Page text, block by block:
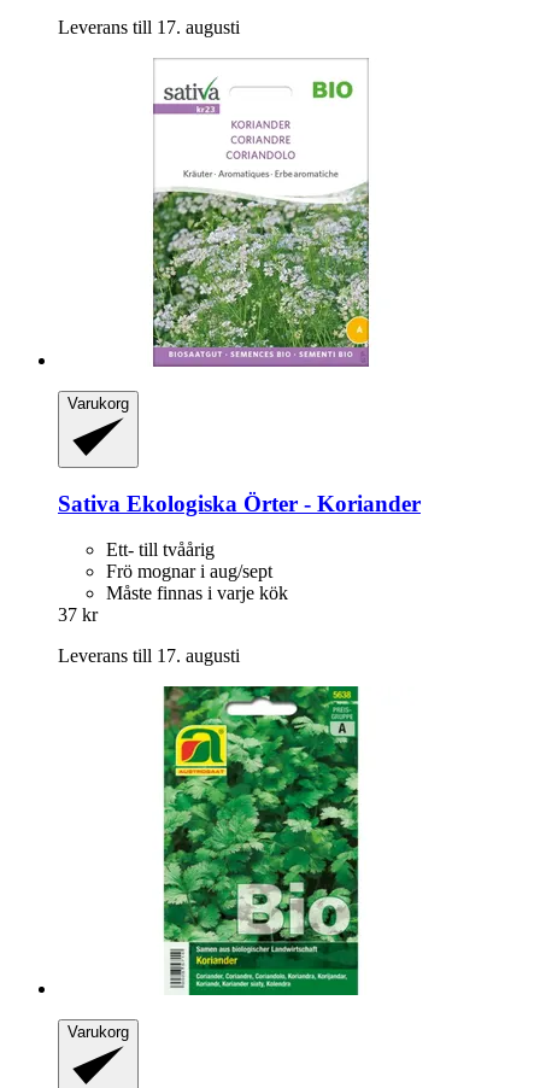
Leverans till 17. augusti
Varukorg
Sativa Ekologiska Örter -​ Koriander
Ett- till tvåårig
Frö mognar i aug/sept
Måste finnas i varje kök
37 kr
Leverans till 17. augusti
Varukorg